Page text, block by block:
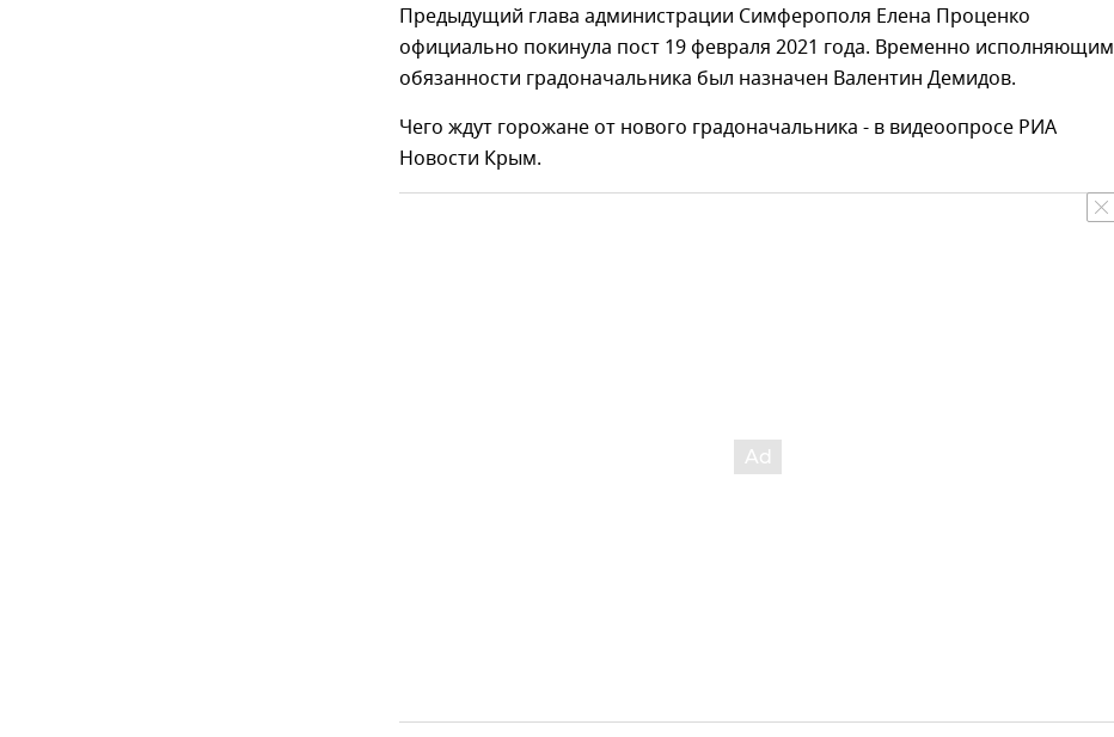
Предыдущий глава администрации Симферополя Елена Проценко
официально покинула пост 19 февраля 2021 года. Временно исполняющим
обязанности градоначальника был назначен Валентин Демидов.
Чего ждут горожане от нового градоначальника - в видеоопросе РИА
Новости Крым.